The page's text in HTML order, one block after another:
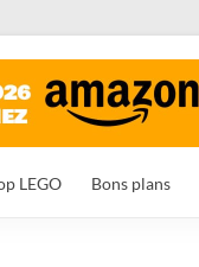
LEGO Bons plans